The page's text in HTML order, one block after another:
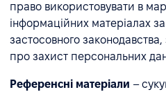
право використовувати в
інформаційних матеріалах
застосовного
про захист персональних
Референсні матеріали –